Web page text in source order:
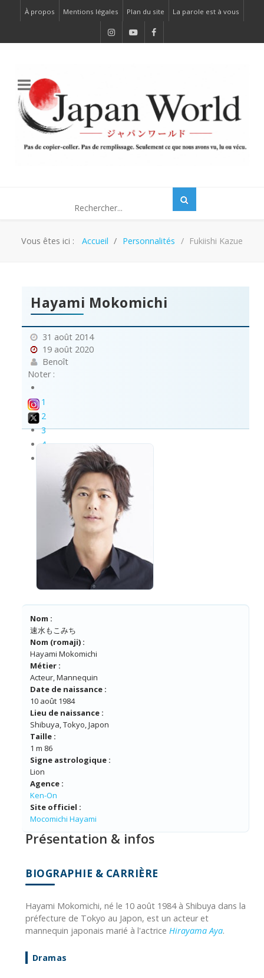
À propos Mentions légales Plan du site La parole est à vous
Vous êtes ici : Accueil Personnalités Fukiishi Kazue
Hayami Mokomichi
31 août 2014
19 août 2020
Benoît
Noter :
1
2
3
4
Nom :
速水もこみち
Nom (romaji) :
Hayami Mokomichi
Métier :
Acteur, Mannequin
Date de naissance :
10 août 1984
Lieu de naissance :
Shibuya, Tokyo, Japon
Taille :
1 m 86
Signe astrologique :
Lion
Agence :
Ken-On
Site officiel :
Mocomichi Hayami
Présentation & infos
BIOGRAPHIE & CARRIÈRE
Hayami Mokomichi, né le 10 août 1984 à Shibuya dans la
préfecture de Tokyo au Japon, est un acteur et
mannequin japonais marié à l'actrice Hirayama Aya.
Dramas